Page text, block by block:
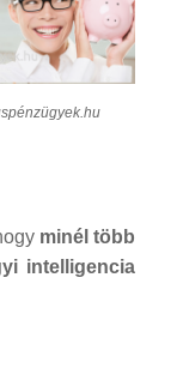
minél több
intelligencia